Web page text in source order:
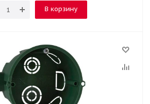
В корзину